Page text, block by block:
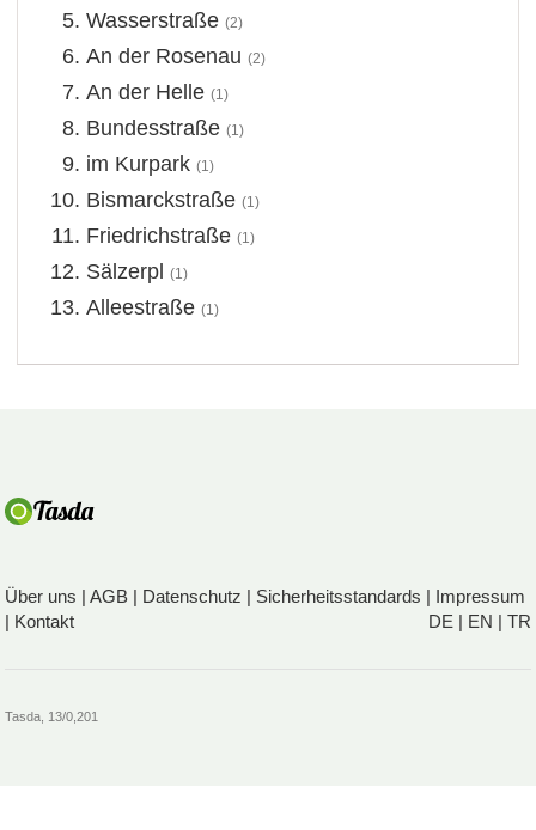
Wasserstraße (2)
An der Rosenau (2)
An der Helle (1)
Bundesstraße (1)
im Kurpark (1)
Bismarckstraße (1)
Friedrichstraße (1)
Sälzerpl (1)
Alleestraße (1)
Über uns |AGB Datenschutz Sicherheitsstandards
Impressum
Kontakt DE| EN TR
Tasda, 13/0,201